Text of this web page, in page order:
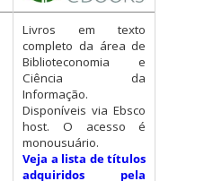
Livros em texto
completo da área de
Biblioteconomia e
Ciência da
Informação.
Disponíveis via Ebsco
host. O acesso é
monousuário.
Veja a lista de títulos
adquiridos pela